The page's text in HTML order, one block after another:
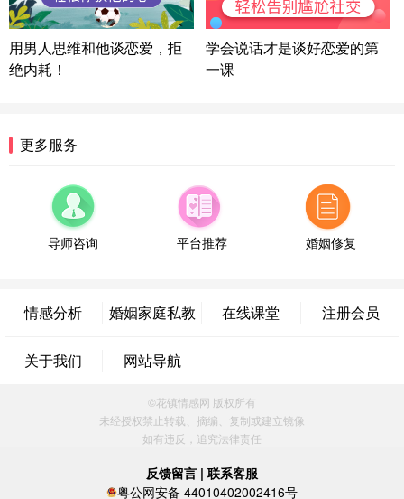
陕西-西安 139****6283
3分钟前
情感方案
浙江-宁波 150****8921
福建-厦门 159****4462
53分钟前
微信用户 凌乱小羊 通过此页面咨询，已获得专属情
辽宁-大连 176****2843
39分钟前
属情感方案
微信用户 墨笙 通过此页面咨询，已获得专属情感方
案
江苏-苏州 188****5187
微信用户 谢思明 通过此页面咨询，已获得专属情感
方案
用男人思维和他谈恋爱，拒
绝内耗！
学会说话才是谈好恋爱的第
一课
更多服务
导师咨询 平台推荐 婚姻修复
情感分析 婚姻家庭私教 在线课堂 注册会员
关于我们 网站导航
©花镇情感网 版权所有
未经授权禁止转载、摘编、复制或建立镜像
如有违反，追究法律责任
反馈留言 | 联系客服
粤公网安备 44010402002416号